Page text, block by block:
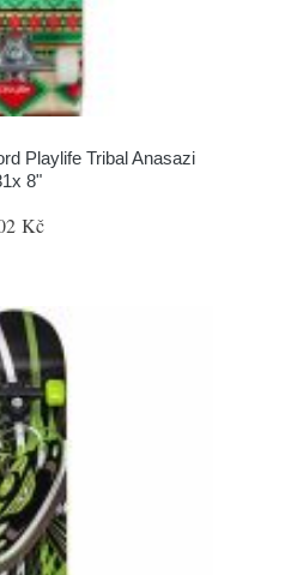
Playlife Tribal Anasazi
8"
Kč